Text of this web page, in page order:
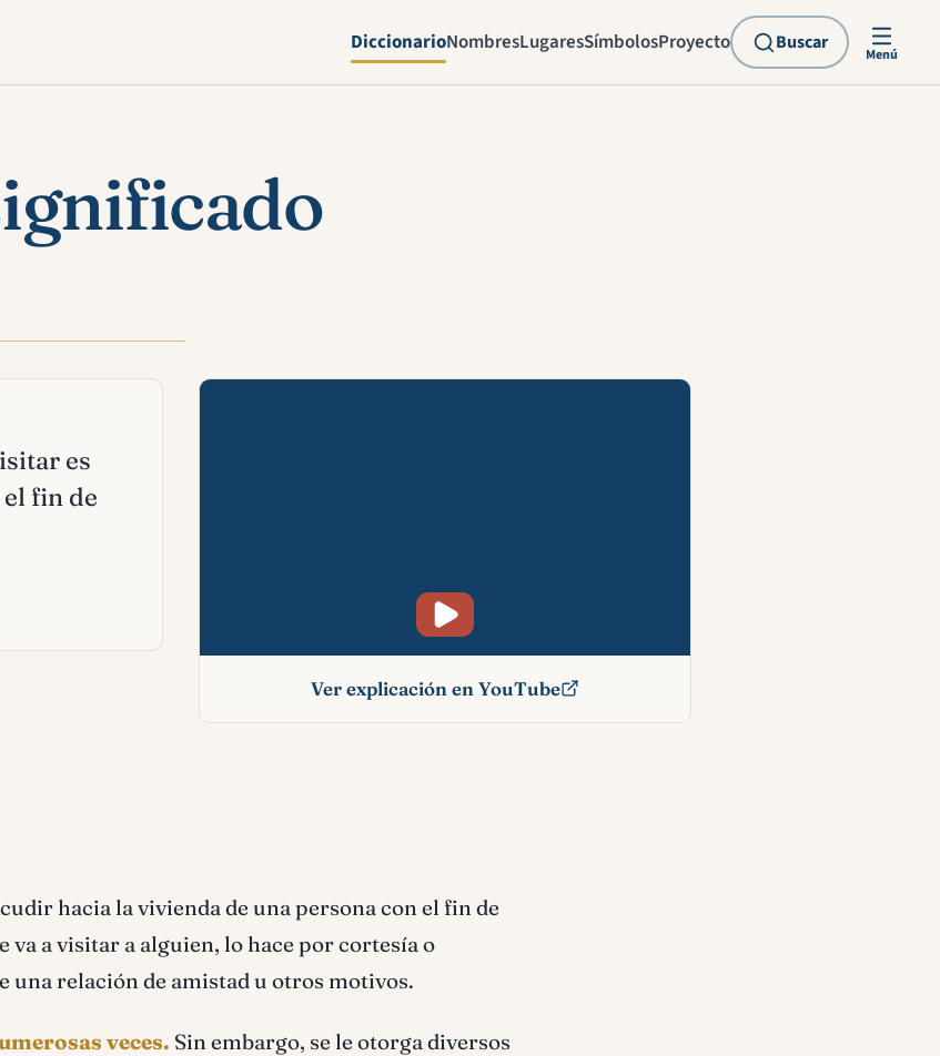
DiccionarioNombresLugaresSímbolosProyecto Buscar
Menú
es
fin de
Mira esta explicación en vídeo
Ver explicación en YouTube
hacia la vivienda de una persona con el fin de
va a visitar a alguien, lo hace por cortesía o
una relación de amistad u otros motivos.
veces. Sin embargo, se le otorga diversos